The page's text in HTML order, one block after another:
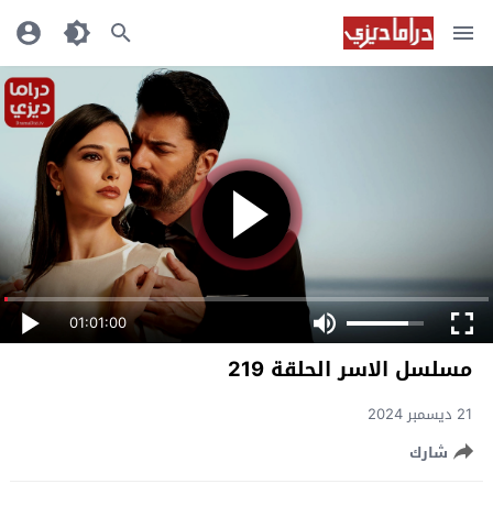
01:01:00
مسلسل الاسر الحلقة 219
21 ديسمبر 2024
شارك